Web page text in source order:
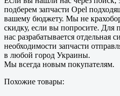
подберем запчасти Opel
вашему бюджету. Мы не
скидку, если вы попросите. Для
нас разрабатывается отдельная
необходимости запчасти
в любой город Украины.
Мы всегда новым покупателям.
Похожие товары: